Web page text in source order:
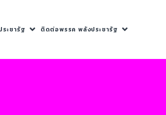
ะชารัฐ ติดต่อพรรค พลังประชารัฐ